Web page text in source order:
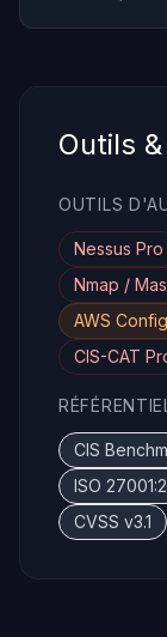
Outils
OUTILS
Nessus Pro
Nmap /
AWS Config
CIS-CAT
CIS
ISO
CVSS v3.1